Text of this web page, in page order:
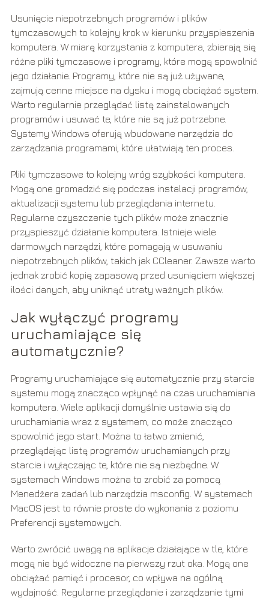
Usunięcie niepotrzebnych programów i plików
tymczasowych to kolejny krok w kierunku przyspieszenia
komputera. W miarę korzystania z komputera, zbierają się
różne pliki tymczasowe i programy, które mogą spowolnić
jego działanie. Programy, które nie są już używane,
zajmują cenne miejsce na dysku i mogą obciążać system.
Warto regularnie przeglądać listę zainstalowanych
programów i usuwać te, które nie są już potrzebne.
Systemy Windows oferują wbudowane narzędzia do
zarządzania programami, które ułatwiają ten proces.
Pliki tymczasowe to kolejny wróg szybkości komputera.
Mogą one gromadzić się podczas instalacji programów,
aktualizacji systemu lub przeglądania internetu.
Regularne czyszczenie tych plików może znacznie
przyspieszyć działanie komputera. Istnieje wiele
darmowych narzędzi, które pomagają w usuwaniu
niepotrzebnych plików, takich jak CCleaner. Zawsze warto
jednak zrobić kopię zapasową przed usunięciem większej
ilości danych, aby uniknąć utraty ważnych plików.
Jak wyłączyć programy
uruchamiające się
automatycznie?
Programy uruchamiające się automatycznie przy starcie
systemu mogą znacząco wpłynąć na czas uruchamiania
komputera. Wiele aplikacji domyślnie ustawia się do
uruchamiania wraz z systemem, co może znacząco
spowolnić jego start. Można to łatwo zmienić,
przeglądając listę programów uruchamianych przy
starcie i wyłączając te, które nie są niezbędne. W
systemach Windows można to zrobić za pomocą
Menedżera zadań lub narzędzia msconfig. W systemach
MacOS jest to równie proste do wykonania z poziomu
Preferencji systemowych.
Warto zwrócić uwagę na aplikacje działające w tle, które
mogą nie być widoczne na pierwszy rzut oka. Mogą one
obciążać pamięć i procesor, co wpływa na ogólną
wydajność. Regularne przeglądanie i zarządzanie tymi